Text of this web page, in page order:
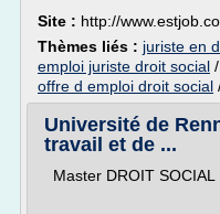
Site : http://
Thèmes liés : juriste en
emploi juriste droit social /
offre d emploi droit social
Université de
travail et de ...
Master DROIT SOCIAL